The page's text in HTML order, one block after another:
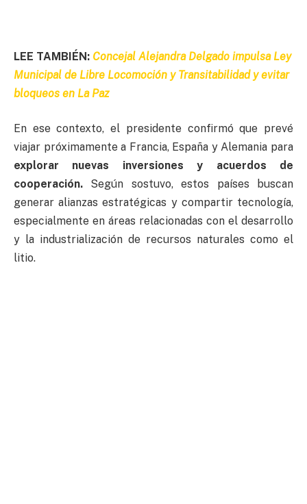
LEE TAMBIÉN: Concejal Alejandra Delgado impulsa Ley
Municipal de Libre Locomoción y Transitabilidad y evitar
bloqueos en La Paz
En ese contexto, el presidente confirmó que prevé
viajar próximamente a Francia, España y Alemania para
explorar nuevas inversiones y acuerdos de
cooperación. Según sostuvo, estos países buscan
generar alianzas estratégicas y compartir tecnología,
especialmente en áreas relacionadas con el desarrollo
y la industrialización de recursos naturales como el
litio.